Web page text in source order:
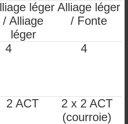
léger
/ Alliage
léger
Alliage léger
/ Fonte
4 4
2 ACT
2 x 2 ACT
(courroie)